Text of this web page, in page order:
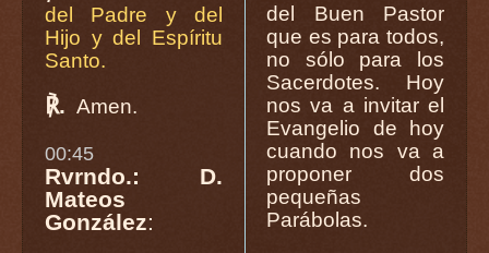
del Padre y del
Hijo y del Espíritu
Santo.
℟. Amen.
00:45
Rvrndo.: D.
Mateos
González:
del Buen Pastor
que es para todos,
no sólo para los
Sacerdotes. Hoy
nos va a invitar el
Evangelio de hoy
cuando nos va a
proponer dos
pequeñas
Parábolas.